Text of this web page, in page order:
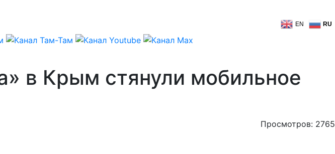
EN RU
в Крым стянули мобильное
Просмотров: 2765